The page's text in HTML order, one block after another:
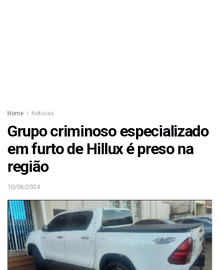
Home Notícias
Grupo criminoso especializado
em furto de Hillux é preso na
região
10/06/2024